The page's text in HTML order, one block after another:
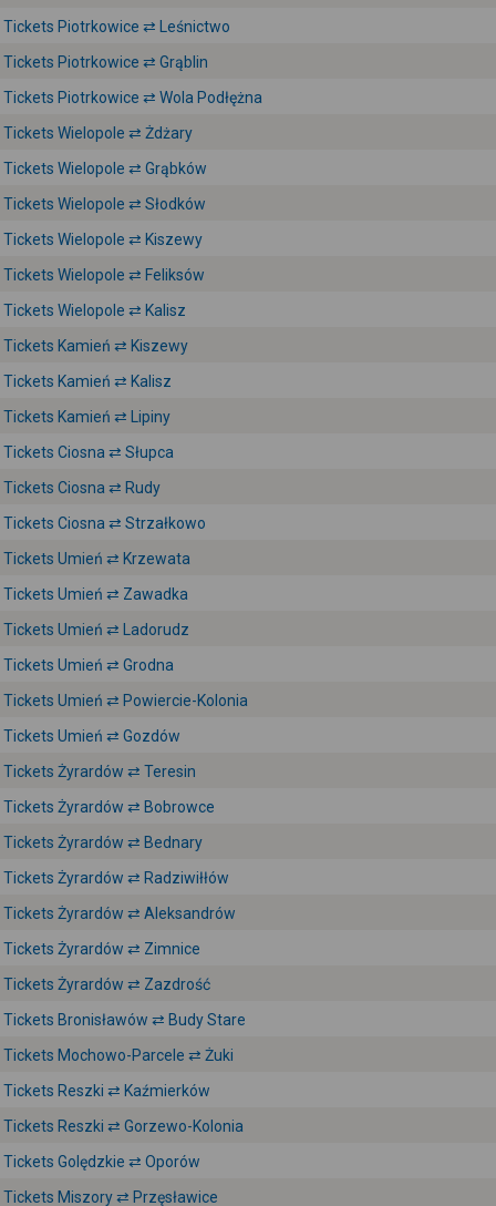
Tickets Piotrkowice ⇄ Leśnictwo
Tickets Piotrkowice ⇄ Grąblin
Tickets Piotrkowice ⇄ Wola Podłężna
Tickets Wielopole ⇄ Żdżary
Tickets Wielopole ⇄ Grąbków
Tickets Wielopole ⇄ Słodków
Tickets Wielopole ⇄ Kiszewy
Tickets Wielopole ⇄ Feliksów
Tickets Wielopole ⇄ Kalisz
Tickets Kamień ⇄ Kiszewy
Tickets Kamień ⇄ Kalisz
Tickets Kamień ⇄ Lipiny
Tickets Ciosna ⇄ Słupca
Tickets Ciosna ⇄ Rudy
Tickets Ciosna ⇄ Strzałkowo
Tickets Umień ⇄ Krzewata
Tickets Umień ⇄ Zawadka
Tickets Umień ⇄ Ladorudz
Tickets Umień ⇄ Grodna
Tickets Umień ⇄ Powiercie-Kolonia
Tickets Umień ⇄ Gozdów
Tickets Żyrardów ⇄ Teresin
Tickets Żyrardów ⇄ Bobrowce
Tickets Żyrardów ⇄ Bednary
Tickets Żyrardów ⇄ Radziwiłłów
Tickets Żyrardów ⇄ Aleksandrów
Tickets Żyrardów ⇄ Zimnice
Tickets Żyrardów ⇄ Zazdrość
Tickets Bronisławów ⇄ Budy Stare
Tickets Mochowo-Parcele ⇄ Żuki
Tickets Reszki ⇄ Kaźmierków
Tickets Reszki ⇄ Gorzewo-Kolonia
Tickets Golędzkie ⇄ Oporów
Tickets Miszory ⇄ Przęsławice